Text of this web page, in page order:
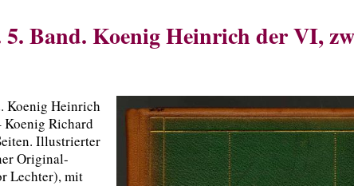
5. Band. Koenig Heinrich der VI,
Koenig Heinrich
Richard
Illustrierter
Original-
Lechter), mit